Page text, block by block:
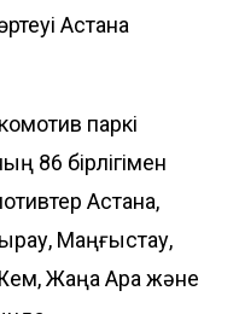
Астана
паркі
86 бірлігімен
Астана,
Маңғыстау,
Жаңа Арқа және